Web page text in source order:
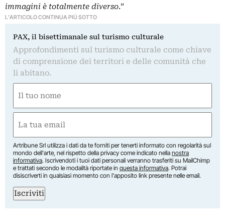
immagini è totalmente diverso.”
L'ARTICOLO CONTINUA PIÙ SOTTO
PAX, il bisettimanale sul turismo culturale
Approfondimenti sul turismo culturale come chiave
di comprensione dei territori e delle comunità che
li abitano.
(Required)
First
(Required)
Artribune Srl utilizza i dati da te forniti per tenerti informato con regolarità sul
mondo dell'arte, nel rispetto della privacy come indicato nella nostra
informativa. Iscrivendoti i tuoi dati personali verranno trasferiti su MailChimp
e trattati secondo le modalità riportate in questa informativa. Potrai
disiscriverti in qualsiasi momento con l'apposito link presente nelle email.
Iscriviti